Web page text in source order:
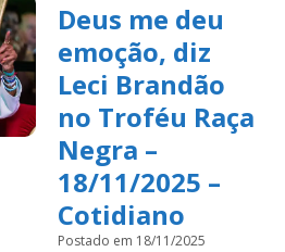
Deus me deu
emoção, diz
Leci Brandão
no Troféu Raça
Negra –
18/11/2025 –
Cotidiano
Postado em 18/11/2025